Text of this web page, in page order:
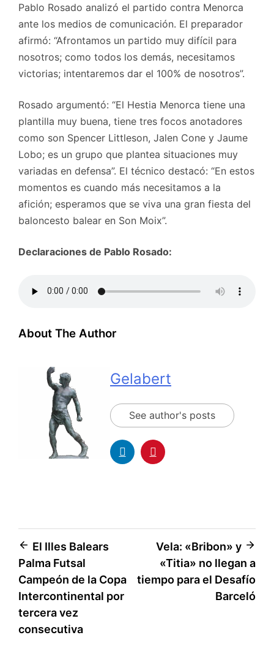
Pablo Rosado analizó el partido contra Menorca
ante los medios de comunicación. El preparador
afirmó: “Afrontamos un partido muy difícil para
nosotros; como todos los demás, necesitamos
victorias; intentaremos dar el 100% de nosotros”.
Rosado argumentó: “El Hestia Menorca tiene una
plantilla muy buena, tiene tres focos anotadores
como son Spencer Littleson, Jalen Cone y Jaume
Lobo; es un grupo que plantea situaciones muy
variadas en defensa”. El técnico destacó: “En estos
momentos es cuando más necesitamos a la
afición; esperamos que se viva una gran fiesta del
baloncesto balear en Son Moix”.
Declaraciones de Pablo Rosado:
About The Author
Gelabert
See author's posts
El Illes Balears
Palma Futsal
Campeón de la Copa
Intercontinental por
tercera vez
consecutiva
Vela: «Bribon» y
«Titia» no llegan a
tiempo para el Desafío
Barceló